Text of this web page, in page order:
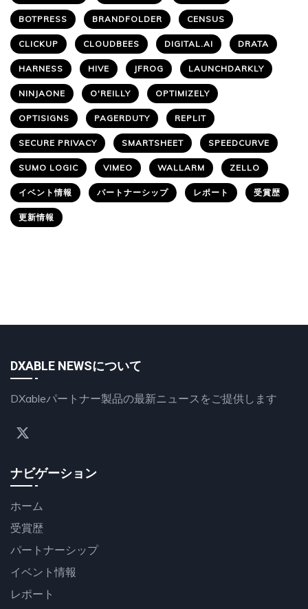
BOTPRESS BRANDFOLDER CENSUS
CLICKUP CLOUDBEES DIGITAL.AI DRATA
HARNESS HIVE JFROG LAUNCHDARKLY
NINJAONE O'REILLY OPTIMIZELY
OPTISIGNS PAGERDUTY REPLIT
SECURE PRIVACY SMARTSHEET SPEEDCURVE
SUMO LOGIC VIMEO WALLARM ZELLO
イベント情報 パートナーシップ レポート 受賞歴
更新情報
DXABLE NEWSについて
DXableパートナー製品の最新ニュースをご提供します
ナビゲーション
ホーム
受賞歴
パートナーシップ
イベント情報
レポート